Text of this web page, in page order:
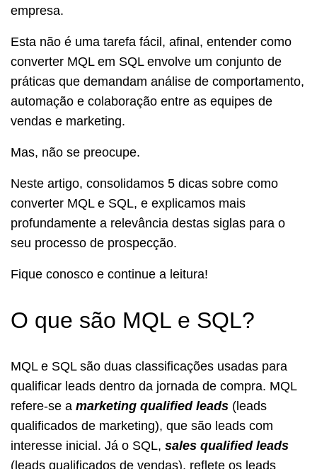
empresa.
Esta não é uma tarefa fácil, afinal, entender como
converter MQL em SQL envolve um conjunto de
práticas que demandam análise de comportamento,
automação e colaboração entre as equipes de
vendas e marketing.
Mas, não se preocupe.
Neste artigo, consolidamos 5 dicas sobre como
converter MQL e SQL, e explicamos mais
profundamente a relevância destas siglas para o
seu processo de prospecção.
Fique conosco e continue a leitura!
O que são MQL e SQL?
MQL e SQL são duas classificações usadas para
qualificar leads dentro da jornada de compra. MQL
refere-se a marketing qualified leads (leads
qualificados de marketing), que são leads com
interesse inicial. Já o SQL, sales qualified leads
(leads qualificados de vendas), reflete os leads